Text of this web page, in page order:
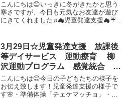
こんにちは😊いっきに冬がきたかと思う
寒さですが、今日も元気なお友達が遊び
にきてくれました♫☁児童発達支援☁☔準
ン障害物にも気をつけながら、走りきり
ました！！☔トランポリ...
3月29日☆児童発達支援 放課後
等デイサービス 運動療育 柳
沢運動プログラム 感覚統合 自
閉症スペクトラム ＡＤＨＤ Ｌ
Ｄ 発達障害 三郷市
こんにちは😊今日の子どもたちの様子を
お伝え致します！児童発達支援の様子で
す🌸・準備体操「チェケマッチョ」・壁